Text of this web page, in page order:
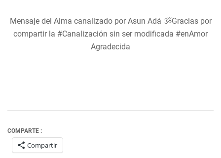
Mensaje del Alma canalizado por Asun Adá ૐGracias por
compartir la #Canalización sin ser modificada #enAmor
Agradecida
COMPARTE :
Compartir